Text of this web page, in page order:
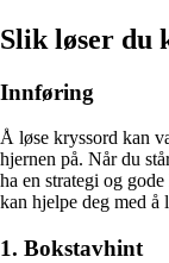
Slik løser du
Innføring
Å løse kryssord kan
hjernen på. Når du
ha en strategi og
kan hjelpe deg med å
1. Bokstavhint